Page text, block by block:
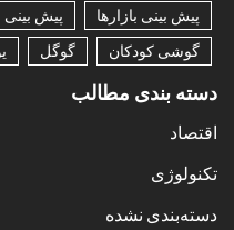
پیش بینی بازارها
پیش
گوشی کودکان
گوگل
دسته بندی مطالب
اقتصاد
تکنولوژی
دسته‌بندی نشده